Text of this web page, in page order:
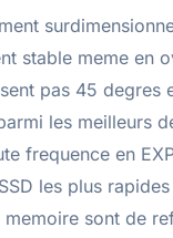
stable meme en
pas 45 degres
les meilleurs
frequence en
les plus
sont de